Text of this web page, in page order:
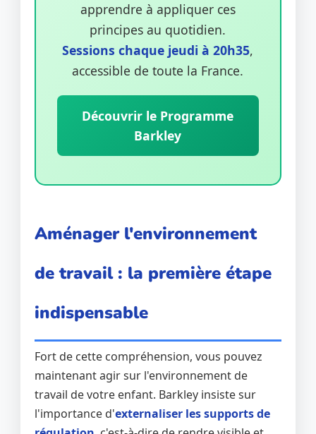
apprendre à appliquer ces
principes au quotidien.
Sessions chaque jeudi à 20h35,
accessible de toute la France.
Découvrir le Programme
Barkley
Aménager l'environnement
de travail : la première étape
indispensable
Fort de cette compréhension, vous pouvez
maintenant agir sur l'environnement de
travail de votre enfant. Barkley insiste sur
l'importance d'externaliser les supports de